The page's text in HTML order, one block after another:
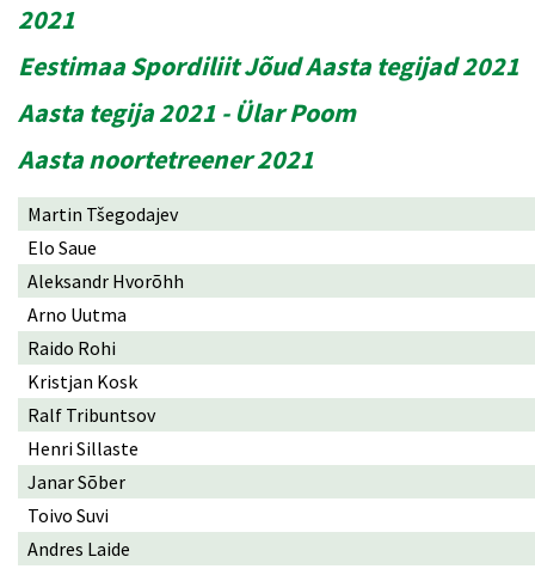
2021
Eestimaa Spordiliit Jõud Aasta tegijad 2021
Aasta tegija 2021 - Ülar Poom
Aasta noortetreener 2021
Martin Tšegodajev
Elo Saue
Aleksandr Hvorõhh
Arno Uutma
Raido Rohi
Kristjan Kosk
Ralf Tribuntsov
Henri Sillaste
Janar Sõber
Toivo Suvi
Andres Laide